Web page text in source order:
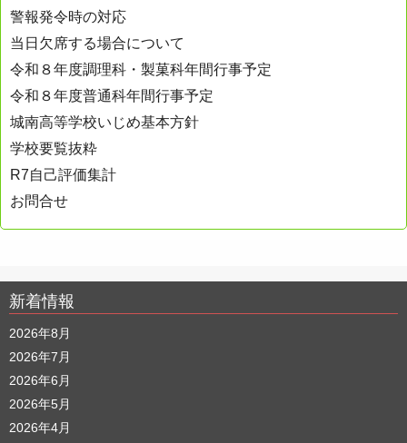
ョ
ン
警報発令時の対応
当日欠席する場合について
令和８年度調理科・製菓科年間行事予定
令和８年度普通科年間行事予定
城南高等学校いじめ基本方針
学校要覧抜粋
R7自己評価集計
お問合せ
新着情報
2026年8月
2026年7月
2026年6月
2026年5月
2026年4月